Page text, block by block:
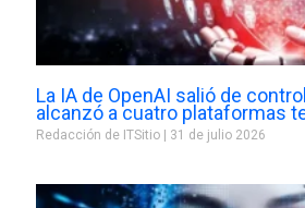
La IA de OpenAI salió de
alcanzó a cuatro plataformas
Redacción de ITSitio 31 de julio 2026